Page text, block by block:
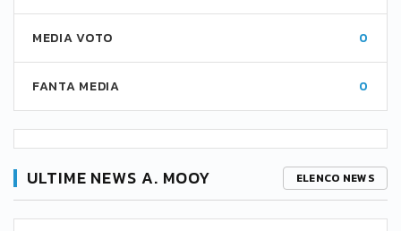
MEDIA VOTO 0
FANTA MEDIA 0
ULTIME NEWS A. MOOY ELENCO NEWS